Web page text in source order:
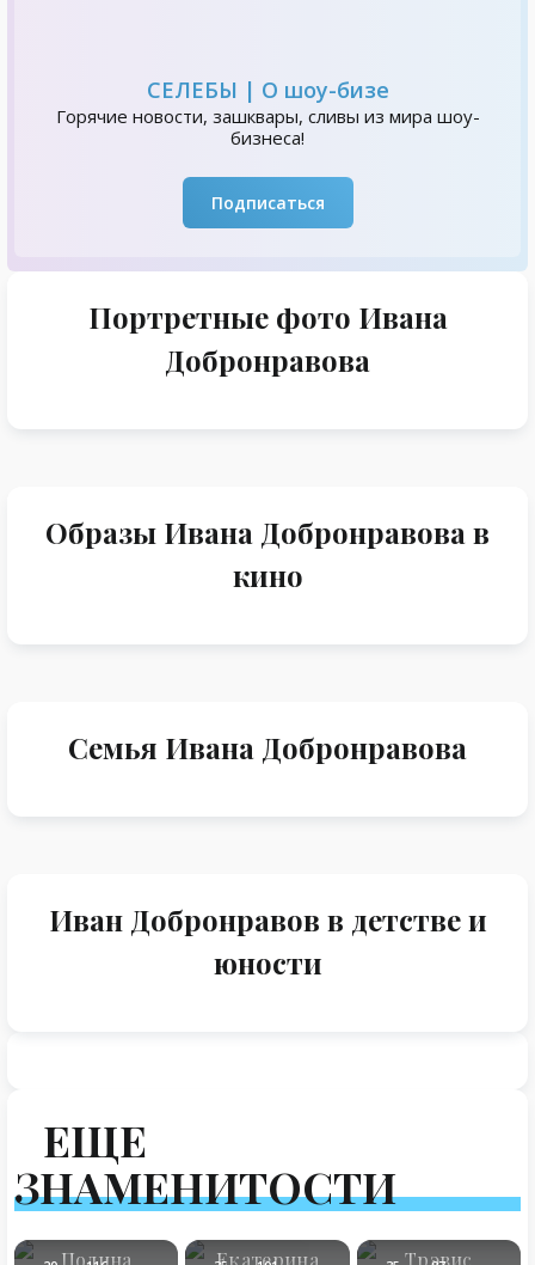
СЕЛЕБЫ | О шоу-бизе
Горячие новости, зашквары, сливы из мира шоу-
бизнеса!
Подписаться
Портретные фото Ивана
Добронравова
Образы Ивана Добронравова в
кино
Семья Ивана Добронравова
Иван Добронравов в детстве и
юности
ЕЩЕ
ЗНАМЕНИТОСТИ
Полина
Екатерина
Трэвис